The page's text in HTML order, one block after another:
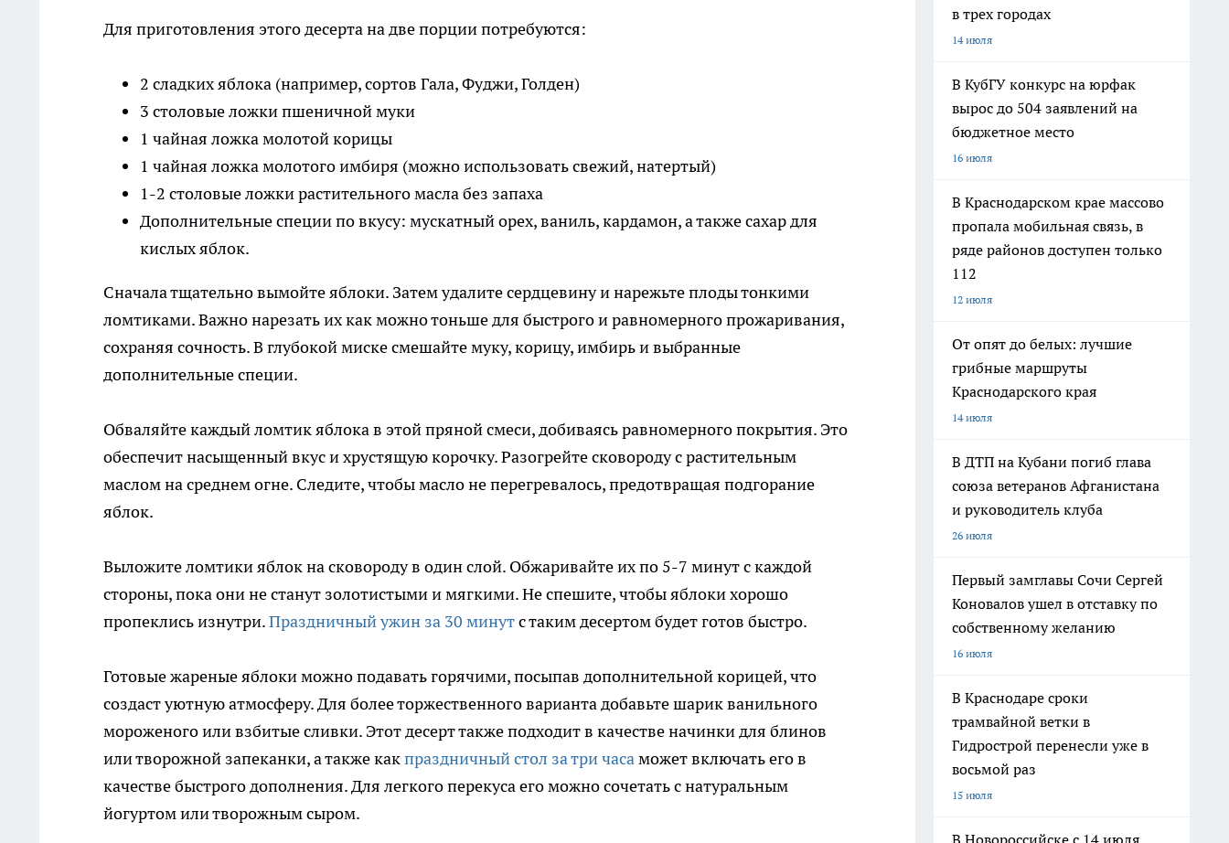
Для приготовления этого десерта на две порции потребуются:
2 сладких яблока (например, сортов Гала, Фуджи, Голден)
3 столовые ложки пшеничной муки
1 чайная ложка молотой корицы
1 чайная ложка молотого имбиря (можно использовать свежий, натертый)
1-2 столовые ложки растительного масла без запаха
Дополнительные специи по вкусу: мускатный орех, ваниль, кардамон, а также сахар для
кислых яблок.
Сначала тщательно вымойте яблоки. Затем удалите сердцевину и нарежьте плоды тонкими
ломтиками. Важно нарезать их как можно тоньше для быстрого и равномерного прожаривания,
сохраняя сочность. В глубокой миске смешайте муку, корицу, имбирь и выбранные
дополнительные специи.
Обваляйте каждый ломтик яблока в этой пряной смеси, добиваясь равномерного покрытия. Это
обеспечит насыщенный вкус и хрустящую корочку. Разогрейте сковороду с растительным
маслом на среднем огне. Следите, чтобы масло не перегревалось, предотвращая подгорание
яблок.
Выложите ломтики яблок на сковороду в один слой. Обжаривайте их по 5-7 минут с каждой
стороны, пока они не станут золотистыми и мягкими. Не спешите, чтобы яблоки хорошо
пропеклись изнутри.Праздничный ужин за 30 минутс таким десертом будет готов быстро.
Готовые жареные яблоки можно подавать горячими, посыпав дополнительной корицей, что
создаст уютную атмосферу. Для более торжественного варианта добавьте шарик ванильного
мороженого или взбитые сливки. Этот десерт также подходит в качестве начинки для блинов
или творожной запеканки, а также какпраздничный стол за три часаможет включать его в
качестве быстрого дополнения. Для легкого перекуса его можно сочетать с натуральным
йогуртом или творожным сыром.
в трех городах
14 июля
В КубГУ конкурс на юрфак
вырос до 504 заявлений на
бюджетное место
16 июля
В Краснодарском крае массово
пропала мобильная связь, в
ряде районов доступен только
112
12 июля
От опят до белых: лучшие
грибные маршруты
Краснодарского края
14 июля
В ДТП на Кубани погиб глава
союза ветеранов Афганистана
и руководитель клуба
26 июля
Первый замглавы Сочи Сергей
Коновалов ушел в отставку по
собственному желанию
16 июля
В Краснодаре сроки
трамвайной ветки в
Гидрострой перенесли уже в
восьмой раз
15 июля
В Новороссийске с 14 июля